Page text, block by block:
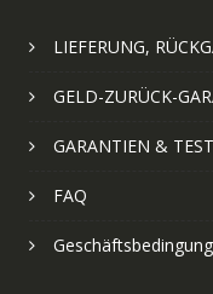
LIEFERUNG,
GELD-ZURÜCK-
GARANTIEN &
FAQ